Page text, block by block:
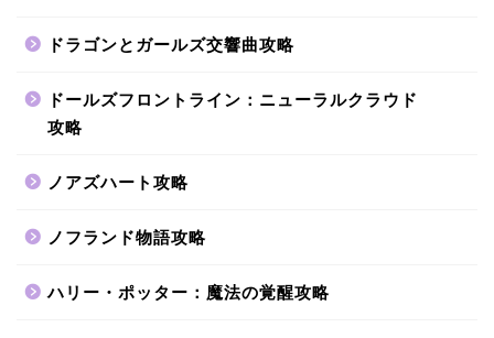
ドラゴンとガールズ交響曲攻略
ドールズフロントライン：ニューラルクラウド
攻略
ノアズハート攻略
ノフランド物語攻略
ハリー・ポッター：魔法の覚醒攻略